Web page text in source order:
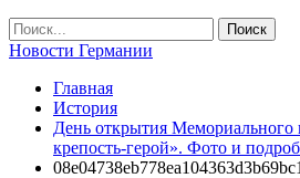
Новости Германии
Главная
История
День открытия Мемориального
крепость-герой». Фото и